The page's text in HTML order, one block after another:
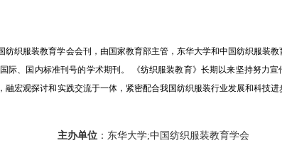
服装教育学会会刊，由国家教育部主管，东华大学和中国纺织服装教
际、国内标准刊号的学术期刊。 《纺织服装教育》长期以来坚持努力宣
宏观探讨和实践交流于一体，紧密配合我国纺织服装行业发展和科技进
主办单位：东华大学;中国纺织服装教育学会